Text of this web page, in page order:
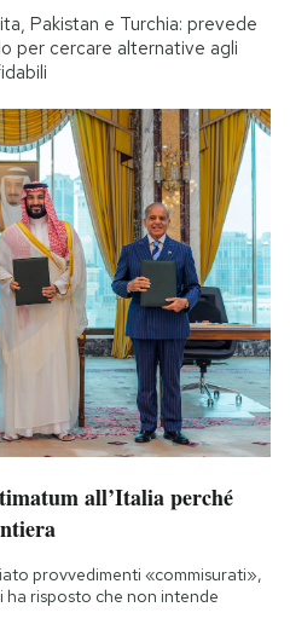
Pakistan e Turchia: prevede
per cercare alternative agli
all’Italia perché
provvedimenti «commisurati»,
ha risposto che non intende